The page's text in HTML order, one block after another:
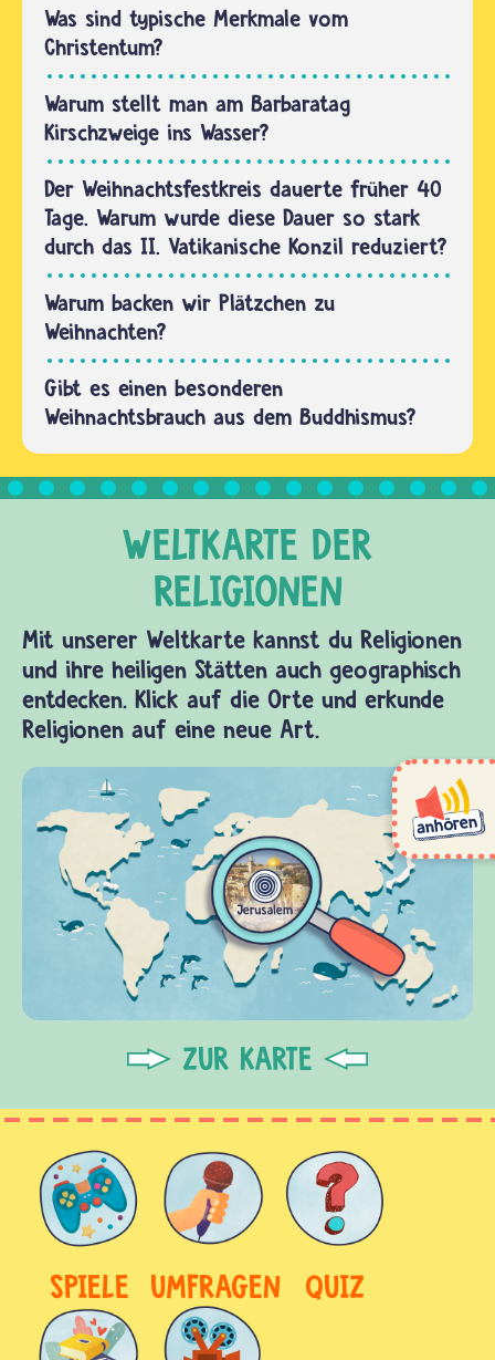
genommen
der
Vorabend
des
Weihnachtsfestes-
- auf
den
vierten…
Was sind typische Merkmale vom
Christentum?
Warum stellt man am Barbaratag
Kirschzweige ins Wasser?
Der Weihnachtsfestkreis dauerte früher 40
Tage. Warum wurde diese Dauer so stark
durch das II. Vatikanische Konzil reduziert?
Warum backen wir Plätzchen zu
Weihnachten?
Gibt es einen besonderen
Weihnachtsbrauch aus dem Buddhismus?
Mit unserer Weltkarte kannst du Religionen
und ihre heiligen Stätten auch geographisch
entdecken. Klick auf die Orte und erkunde
Religionen auf eine neue Art.
ZUR KARTE
SPIELE UMFRAGEN QUIZ